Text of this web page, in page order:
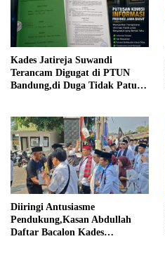
Kades Jatireja Suwandi
Terancam Digugat di PTUN
Bandung,di Duga Tidak Patuhi
Diiringi Antusiasme
Pendukung,Kasan Abdullah
Daftar Bacalon Kades